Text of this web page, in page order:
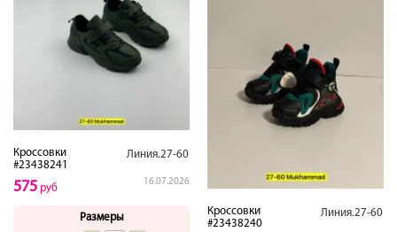
Кроссовки
#23438241
Линия.27-60
16.07.2026
575 руб
Размеры
Кроссовки
#23438240
Линия.27-60